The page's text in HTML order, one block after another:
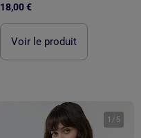
18,00 €
Voir le produit
1 / 5